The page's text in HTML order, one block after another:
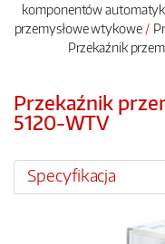
komponentów
przemysłowe wtykowe
Przekaźnik
Przekaźnik
5120-WTV
Specyfikacja